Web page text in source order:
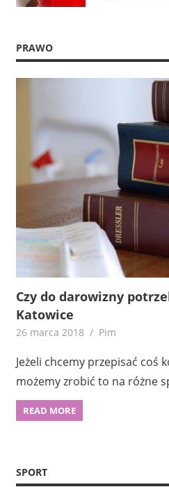
PRAWO
Czy do darowizny
Katowice
26 marca 2018 Pim
Jeżeli chcemy przepisać coś
możemy zrobić to na różne
READ MORE
SPORT